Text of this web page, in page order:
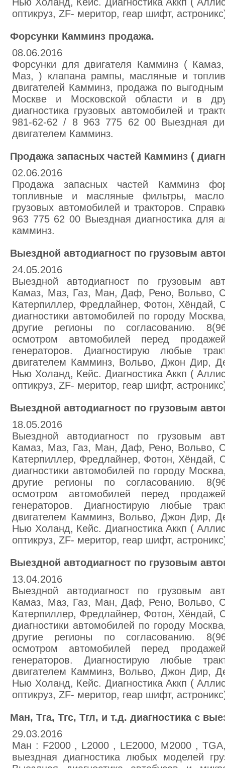
оптикруз, ZF- меритор, геар шифт,
Форсунки Камминз продажа.
08.06.2016
Форсунки для двигателя Камминз (
Маз, ) клапана рампы, масляные и
двигателей Камминз, продажа по
Москве и Московской области и в
диагностика грузовых автомобилей и
981-62-62 / 8 963 775 62 00 Выездная
двигателем Камминз.
Продажа запасных частей Камминз (
02.06.2016
Продажа запасных частей Камминз
топливные и масляные фильтры,
грузовых автомобилей и тракторов.
963 775 62 00 Выездная диагностика для
камминз.
Выездной автодиагност по грузовым
24.05.2016
Выездной автодиагност по грузовым
Камаз, Маз, Газ, Ман, Даф, Рено, Вольво,
Катерпиллер, Фредлайнер, Фотон, Хёндай,
диагностики автомобилей по городу
другие регионы по согласованию.
осмотром автомобилей перед
генераторов. Диагностирую любые
двигателем Камминз, Вольво, Джон Дир,
Нью Холанд, Кейс. Диагностика Аккп (
оптикруз, ZF- меритор, геар шифт,
Выездной автодиагност по грузовым
18.05.2016
Выездной автодиагност по грузовым
Камаз, Маз, Газ, Ман, Даф, Рено, Вольво,
Катерпиллер, Фредлайнер, Фотон, Хёндай,
диагностики автомобилей по городу
другие регионы по согласованию.
осмотром автомобилей перед
генераторов. Диагностирую любые
двигателем Камминз, Вольво, Джон Дир,
Нью Холанд, Кейс. Диагностика Аккп (
оптикруз, ZF- меритор, геар шифт,
Выездной автодиагност по грузовым
13.04.2016
Выездной автодиагност по грузовым
Камаз, Маз, Газ, Ман, Даф, Рено, Вольво,
Катерпиллер, Фредлайнер, Фотон, Хёндай,
диагностики автомобилей по городу
другие регионы по согласованию.
осмотром автомобилей перед
генераторов. Диагностирую любые
двигателем Камминз, Вольво, Джон Дир,
Нью Холанд, Кейс. Диагностика Аккп (
оптикруз, ZF- меритор, геар шифт,
Ман, Тга, Тгс, Тгл, и т.д. диагностика с
29.03.2016
Ман : F2000 , L2000 , LE2000, M2000 ,
выездная диагностика любых моделей